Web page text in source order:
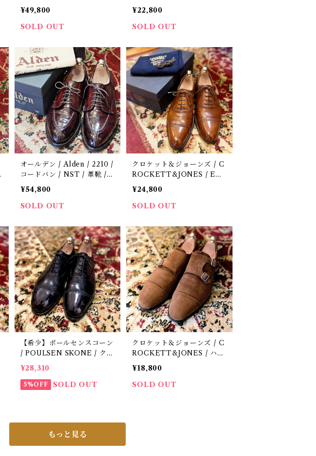
靴 / 中古 / 8 1/2 D
¥49,800
SOLD OUT
価5.8万円 / 革靴 / 中古 / 26.
5
¥22,800
SOLD OUT
オールデン / Alden / 2210 /
コードバン / NST / 革靴 /
中古 / 8 1/2 E
¥54,800
SOLD OUT
クロケット＆ジョーンズ / C
ROCKETT&JONES / EN
DELL / ハンドグレード / 中
古 / 革靴 / 8 D
¥24,800
SOLD OUT
【希少】ポールセンスコーン
/ POULSEN SKONE / クロ
ケット製 / パンチドキャップ
トウ / 革靴 / 中古8 E
¥28,310
5%OFF SOLD OUT
クロケット＆ジョーンズ / C
ROCKETT&JONES / ハン
ドグレード / REPTON3 /
スエード / 中古 / 革靴 / 8
¥18,800
SOLD OUT
もっと見る